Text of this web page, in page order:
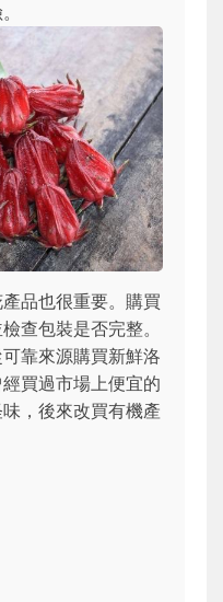
品也很重要。購買
查包裝是否完整。
靠來源購買新鮮洛
買過市場上便宜的
，後來改買有機產